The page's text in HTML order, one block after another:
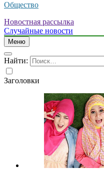
Общество
Новостная рассылка
Случайные новости
Меню
Найти:
Заголовки